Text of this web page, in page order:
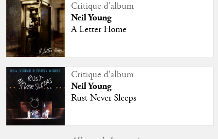
Critique d'album
Neil Young
A Letter Home
Critique d'album
Neil Young
Rust Never Sleeps